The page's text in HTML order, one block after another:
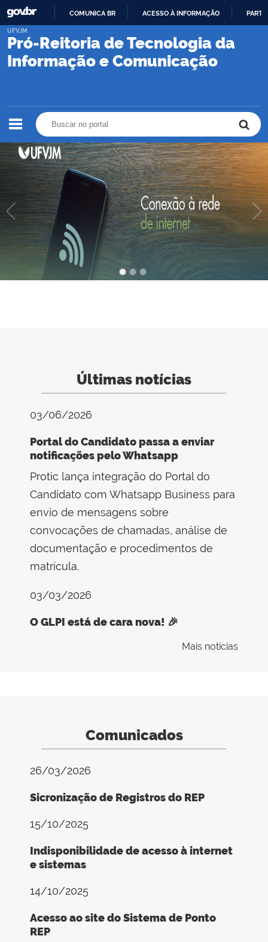
PARA
CONTEÚDO
COMUNICA BR ACESSO À INFORMAÇÃO
Pró-Reitoria de Tecnologia da
Informação e Comunicação
UFVJM
Últimas notícias
03/06/2026
Portal do Candidato passa a enviar
notificações pelo Whatsapp
Protic lança integração do Portal do
Candidato com Whatsapp Business para
envio de mensagens sobre
convocações de chamadas, análise de
documentação e procedimentos de
matrícula.
03/03/2026
O GLPI está de cara nova! 🎉
Mais notícias
Comunicados
26/03/2026
Sicronização de Registros do REP
15/10/2025
Indisponibilidade de acesso à internet
e sistemas
14/10/2025
Acesso ao site do Sistema de Ponto
REP